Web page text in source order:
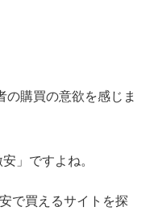
の購買の意欲を感じま
」ですよね。
で買えるサイトを探